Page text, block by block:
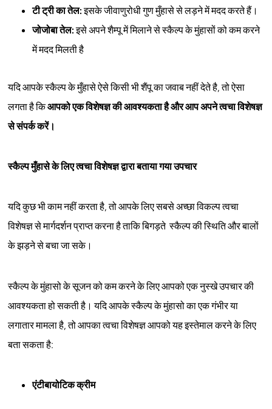
टी ट्री का तेल:इसके जीवाणुरोधी गुण मुँहासे से लड़ने में मदद करते हैं।
जोजोबा तेल:इसे अपने शैम्पू में मिलाने से स्कैल्प के मुंहासों को कम करने
में मदद मिलती है
यदि आपके स्कैल्प के मुँहासे ऐसे किसी भी शैंपू का जवाब नहीं देते है, तो ऐसा
लगता है किआपको एक विशेषज्ञ की आवश्यकता है और आप अपने त्वचा विशेषज्ञ
से संपर्क करें।
स्कैल्प मुँहासे के लिए त्वचा विशेषज्ञ द्वारा बताया गया उपचार
यदि कुछ भी काम नहीं करता है, तो आपके लिए सबसे अच्छा विकल्प त्वचा
विशेषज्ञ से मार्गदर्शन प्राप्त करना है ताकि बिगड़ते स्कैल्प की स्थिति और बालों
के झड़ने से बचा जा सके।
स्कैल्प के मुंहासो के सूजन को कम करने के लिए आपको एक नुस्खे उपचार की
आवश्यकता हो सकती है। यदि आपके स्कैल्प के मुंहासो का एक गंभीर या
लगातार मामला है, तो आपका त्वचा विशेषज्ञ आपको यह इस्तेमाल करने के लिए
बता सकता है:
एंटीबायोटिक क्रीम